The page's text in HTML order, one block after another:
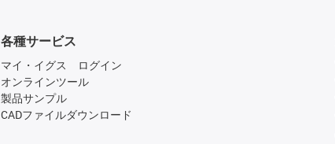
各種サービス
マイ・イグス ログイン
オンラインツール
製品サンプル
CADファイルダウンロード